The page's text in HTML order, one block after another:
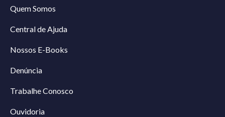
Quem Somos
Central de Ajuda
Nossos E-Books
Denúncia
Trabalhe Conosco
Ouvidoria